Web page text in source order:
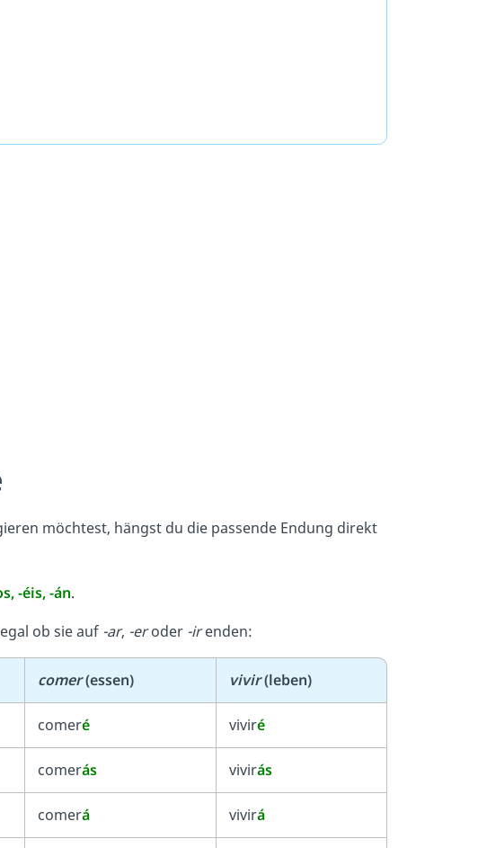
möchtest, hängst du die passende Endung direkt
-éis, -án.
ob sie auf -ar, -eroder -irenden:
comer(essen) vivir(leben)
comeré viviré
comerás vivirás
comerá vivirá